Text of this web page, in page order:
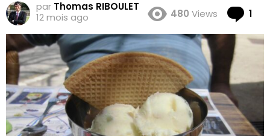
par Thomas RIBOULET
12 mois ago
480 Views 1